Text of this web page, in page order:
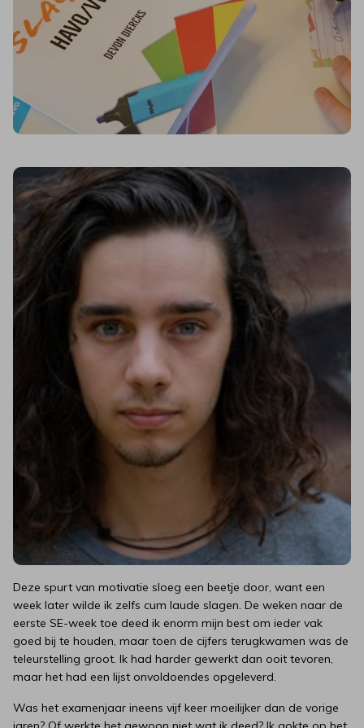
Deze spurt van motivatie sloeg een beetje door, want een
week later wilde ik zelfs cum laude slagen. De weken naar de
eerste SE-week toe deed ik enorm mijn best om ieder vak
goed bij te houden, maar toen de cijfers terugkwamen was de
teleurstelling groot. Ik had harder gewerkt dan ooit tevoren,
maar het had een lijst onvoldoendes opgeleverd.
Was het examenjaar ineens vijf keer moeilijker dan de vorige